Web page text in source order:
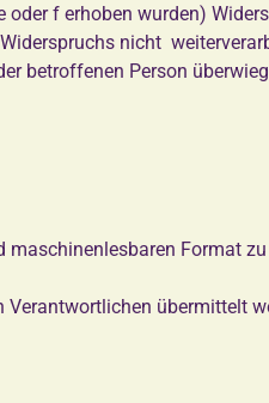
oder f erhoben wurden)
nicht
betroffenen Person
maschinenlesbaren Format
Verantwortlichen übermittelt